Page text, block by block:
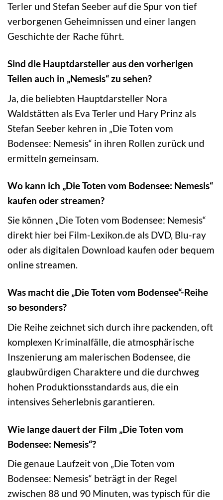
Terler und Stefan Seeber auf die Spur von tief
verborgenen Geheimnissen und einer langen
Geschichte der Rache führt.
Sind die Hauptdarsteller aus den vorherigen
Teilen auch in „Nemesis“ zu sehen?
Ja, die beliebten Hauptdarsteller Nora
Waldstätten als Eva Terler und Hary Prinz als
Stefan Seeber kehren in „Die Toten vom
Bodensee: Nemesis“ in ihren Rollen zurück und
ermitteln gemeinsam.
Wo kann ich „Die Toten vom Bodensee: Nemesis“
kaufen oder streamen?
Sie können „Die Toten vom Bodensee: Nemesis“
direkt hier bei Film-Lexikon.de als DVD, Blu-ray
oder als digitalen Download kaufen oder bequem
online streamen.
Was macht die „Die Toten vom Bodensee“-Reihe
so besonders?
Die Reihe zeichnet sich durch ihre packenden, oft
komplexen Kriminalfälle, die atmosphärische
Inszenierung am malerischen Bodensee, die
glaubwürdigen Charaktere und die durchweg
hohen Produktionsstandards aus, die ein
intensives Seherlebnis garantieren.
Wie lange dauert der Film „Die Toten vom
Bodensee: Nemesis“?
Die genaue Laufzeit von „Die Toten vom
Bodensee: Nemesis“ beträgt in der Regel
zwischen 88 und 90 Minuten, was typisch für die